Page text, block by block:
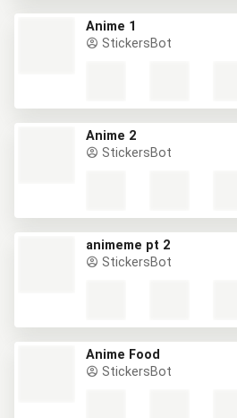
Anime 1
StickersBot
Anime 2
StickersBot
animeme pt 2
StickersBot
Anime Food
StickersBot